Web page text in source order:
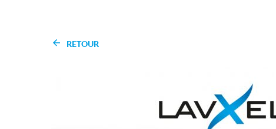
RETOUR